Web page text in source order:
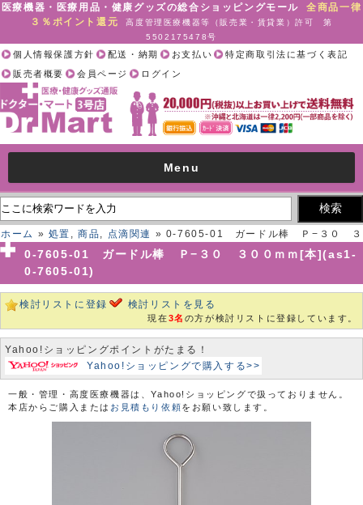
医療機器・医療用品・健康グッズの総合ショッピングモール全商品一律
３％ポイント還元
高度管理医療機器等（販売業・賃貸業）許可 第
5502175478号
個人情報保護方針 配送・納期 お支払い
特定商取引法に基づく表記
販売者概要
会員ページ ログイン
Menu
ホーム » 処置 ,商品, 点滴関連 » 0-7605-01 ガードル棒 Ｐ−３０ ３
００ｍｍ[本](as1-0-7605-01)
0-7605-01 ガードル棒 Ｐ−３０ ３００ｍｍ[本](as1-
0-7605-01)
検討リストに登録 検討リストを見る
現在3名 の方が検討リストに登録しています。
Yahoo!ショッピングポイントがたまる！
Yahoo!ショッピングで購入する>>
一般・管理・高度医療機器は、Yahoo!ショッピングで扱っておりません。
本店からご購入または お見積もり依頼をお願い致します。